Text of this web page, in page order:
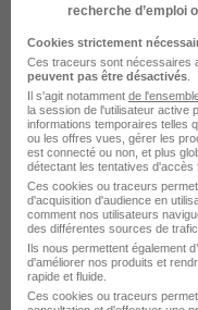
Agente - Agent
Alternance H/F
EDF
Brommat - 12
492,22 - 1 823,03 €
Voir l’offre
recherche d’emploi
Cookies strictement
Ces traceurs sont nécessaires
peuvent pas être désactivés
Il s'agit notamment de
la session de l'utilisateur active
informations temporaires telles
ou les offres vues, gérer les
est connecté ou non, et plus
détectant les tentatives d'accès
Ces cookies ou traceurs
d'acquisition d'audience en
comment nos utilisateurs
des différentes sources de trafic.
Ils nous permettent également
d'améliorer nos produits et
rapide et fluide.
Ces cookies ou traceurs